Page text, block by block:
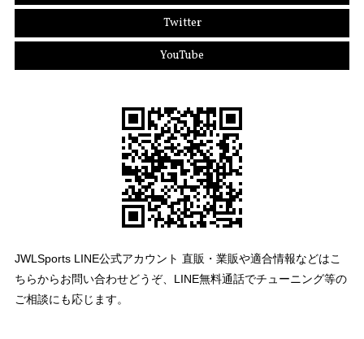
Twitter
YouTube
JWLSports LINE公式アカウント 直販・業販や適合情報などはこ
ちらからお問い合わせどうぞ、LINE無料通話でチューニング等の
ご相談にも応じます。